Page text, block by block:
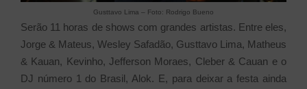
Gusttavo Lima – Foto: Rodrigo Bueno
Serão 11 horas de shows com grandes artistas. Entre eles,
Jorge & Mateus, Wesley Safadão, Gusttavo Lima, Matheus
& Kauan, Kevinho, Jefferson Moraes, Cleber & Cauan e o
DJ número 1 do Brasil, Alok. E, para deixar a festa ainda